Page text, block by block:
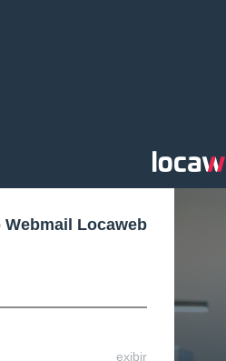
Webmail Locaweb
exibir